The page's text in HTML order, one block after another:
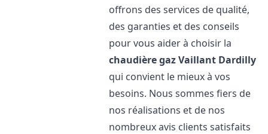
offrons des services de qualité,
des garanties et des conseils
pour vous aider à choisir la
chaudière gaz Vaillant Dardilly
qui convient le mieux à vos
besoins. Nous sommes fiers de
nos réalisations et de nos
nombreux avis clients satisfaits